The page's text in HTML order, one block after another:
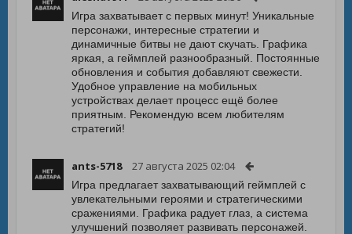
Игра захватывает с первых минут! Уникальные
персонажи, интересные стратегии и
динамичные битвы не дают скучать. Графика
яркая, а геймплей разнообразный. Постоянные
обновления и события добавляют свежести.
Удобное управление на мобильных
устройствах делает процесс ещё более
приятным. Рекомендую всем любителям
стратегий!
ants-5718 27 августа 2025 02:04
Игра предлагает захватывающий геймплей с
увлекательными героями и стратегическими
сражениями. Графика радует глаз, а система
улучшений позволяет развивать персонажей.